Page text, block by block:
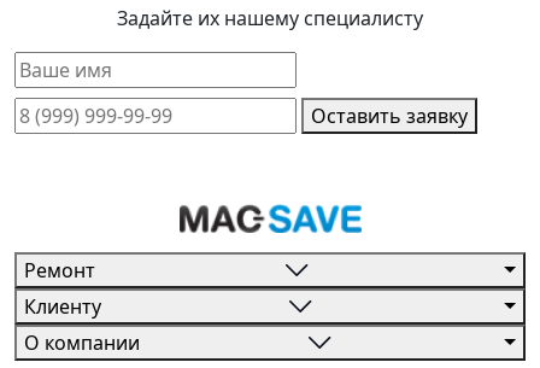
Задайте их нашему специалисту
Оставить заявку
Ремонт
Клиенту
О компании